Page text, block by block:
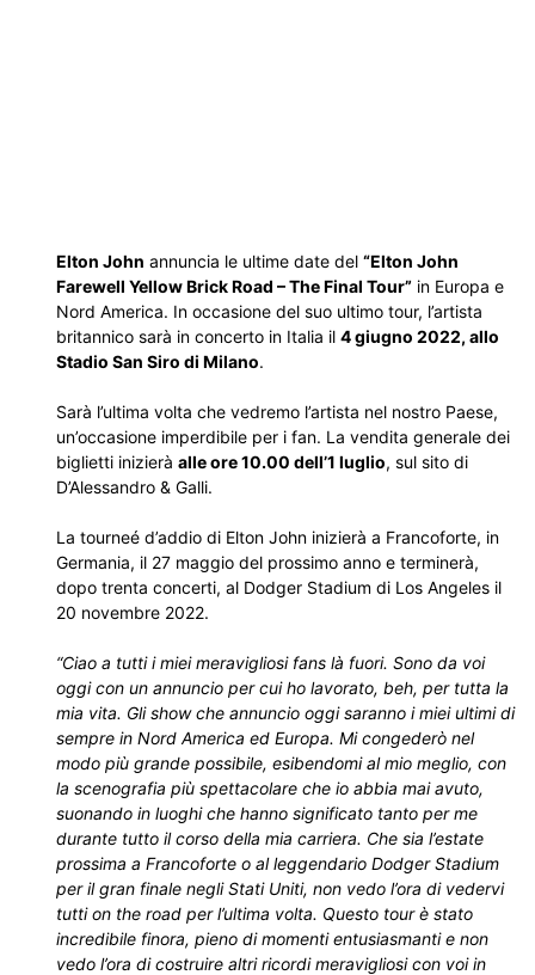
Elton John annuncia le ultime date del “Elton John
Farewell Yellow Brick Road – The Final Tour” in Europa e
Nord America. In occasione del suo ultimo tour, l’artista
britannico sarà in concerto in Italia il 4 giugno 2022, allo
Stadio San Siro di Milano.
Sarà l’ultima volta che vedremo l’artista nel nostro Paese,
un’occasione imperdibile per i fan. La vendita generale dei
biglietti inizierà alle ore 10.00 dell’1 luglio, sul sito di
D’Alessandro & Galli.
La tourneé d’addio di Elton John inizierà a Francoforte, in
Germania, il 27 maggio del prossimo anno e terminerà,
dopo trenta concerti, al Dodger Stadium di Los Angeles il
20 novembre 2022.
“Ciao a tutti i miei meravigliosi fans là fuori. Sono da voi
oggi con un annuncio per cui ho lavorato, beh, per tutta la
mia vita. Gli show che annuncio oggi saranno i miei ultimi di
sempre in Nord America ed Europa. Mi congederò nel
modo più grande possibile, esibendomi al mio meglio, con
la scenografia più spettacolare che io abbia mai avuto,
suonando in luoghi che hanno significato tanto per me
durante tutto il corso della mia carriera. Che sia l’estate
prossima a Francoforte o al leggendario Dodger Stadium
per il gran finale negli Stati Uniti, non vedo l’ora di vedervi
tutti on the road per l’ultima volta. Questo tour è stato
incredibile finora, pieno di momenti entusiasmanti e non
vedo l’ora di costruire altri ricordi meravigliosi con voi in